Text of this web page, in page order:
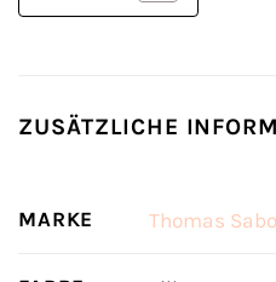
ZUSÄTZLICHE
MARKE Thomas Sabo